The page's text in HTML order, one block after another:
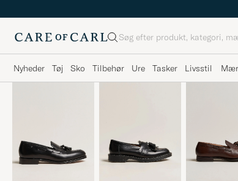
Søg
Nyheder Tøj Sko Tilbehør Ure Tasker Livsstil